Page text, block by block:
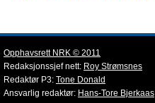
Opphavsrett NRK © 2011
Redaksjonssjef nett: Roy Strømsnes
Redaktør P3: Tone Donald
Ansvarlig redaktør: Hans-Tore Bjerkaas